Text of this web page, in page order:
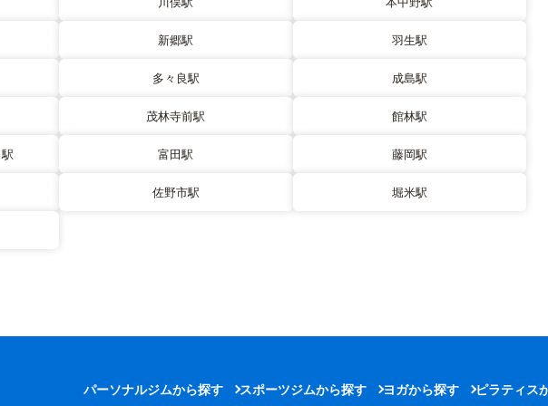
新郷駅 羽生駅
多々良駅 成島駅
茂林寺前駅 館林駅
富田駅 藤岡駅
佐野市駅 堀米駅
パーソナルジムから探す スポーツジムから探す ヨガから探す ピラティス